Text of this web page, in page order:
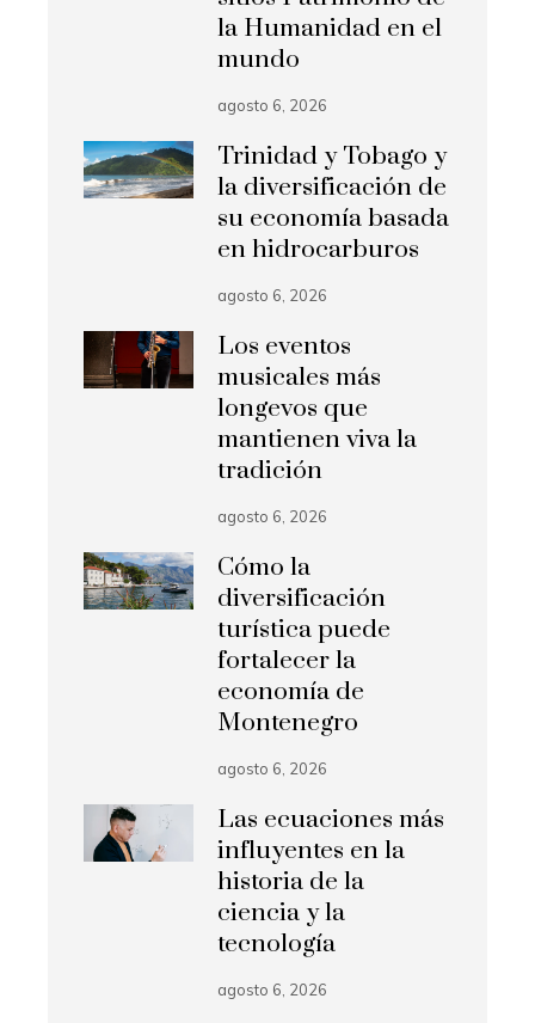
la Humanidad en el
mundo
agosto 6, 2026
Trinidad y Tobago y
la diversificación de
su economía basada
en hidrocarburos
agosto 6, 2026
Los eventos
musicales más
longevos que
mantienen viva la
tradición
agosto 6, 2026
Cómo la
diversificación
turística puede
fortalecer la
economía de
Montenegro
agosto 6, 2026
Las ecuaciones más
influyentes en la
historia de la
ciencia y la
tecnología
agosto 6, 2026